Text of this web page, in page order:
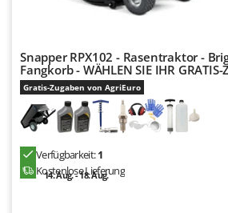
Robomow
Rossofuoco
Rover Pompe
Royal Food
Ryobi
Snapper RPX102 - Rasentraktor -
Fangkorb - WÄHLEN SIE IHR GRATIS-
Gratis-Zugaben von AgriEuro
Verfügbarkeit:1
Kostenlose Lieferung
14. Aug. - 18. Aug.